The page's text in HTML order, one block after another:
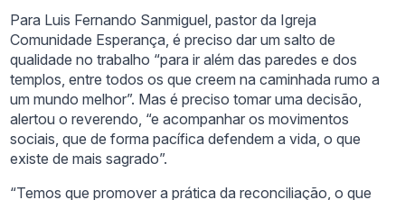
Para Luis Fernando Sanmiguel, pastor da Igreja
Comunidade Esperança, é preciso dar um salto de
qualidade no trabalho “para ir além das paredes e dos
templos, entre todos os que creem na caminhada rumo a
um mundo melhor”. Mas é preciso tomar uma decisão,
alertou o reverendo, “e acompanhar os movimentos
sociais, que de forma pacífica defendem a vida, o que
existe de mais sagrado”.
“Temos que promover a prática da reconciliação, o que